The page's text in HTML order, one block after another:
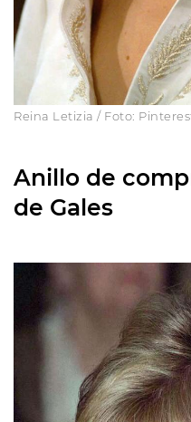
Reina Letizia / Foto:
Anillo de
de Gales